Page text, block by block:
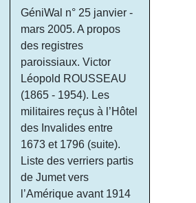
GéniWal n° 25 janvier -
mars 2005. A propos
des registres
paroissiaux. Victor
Léopold ROUSSEAU
(1865 - 1954). Les
militaires reçus à l’Hôtel
des Invalides entre
1673 et 1796 (suite).
Liste des verriers partis
de Jumet vers
l’Amérique avant 1914